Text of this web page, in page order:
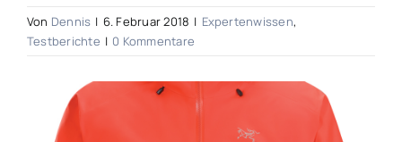
CAMP4-Team
Von Dennis | 6. Februar 2018 | Expertenwissen,
Testberichte | 0 Kommentare
grösseres